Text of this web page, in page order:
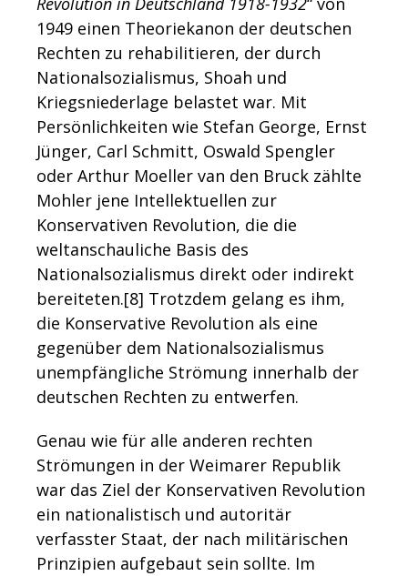
1949 einen Theoriekanon der deutschen
Rechten zu rehabilitieren, der durch
Nationalsozialismus, Shoah und
Kriegsniederlage belastet war. Mit
Persönlichkeiten wie Stefan George, Ernst
Jünger, Carl Schmitt, Oswald Spengler
oder Arthur Moeller van den Bruck zählte
Mohler jene Intellektuellen zur
Konservativen Revolution, die die
weltanschauliche Basis des
Nationalsozialismus direkt oder indirekt
bereiteten.[8] Trotzdem gelang es ihm,
die Konservative Revolution als eine
gegenüber dem Nationalsozialismus
unempfängliche Strömung innerhalb der
deutschen Rechten zu entwerfen.
Genau wie für alle anderen rechten
Strömungen in der Weimarer Republik
war das Ziel der Konservativen Revolution
ein nationalistisch und autoritär
verfasster Staat, der nach militärischen
Prinzipien aufgebaut sein sollte. Im